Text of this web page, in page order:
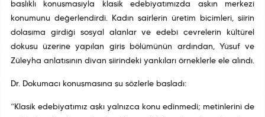
başlıklı konuşmasıyla klasik edebiyatımızda aşkın merkezî
konumunu değerlendirdi. Kadın şairlerin üretim biçimleri, şiirin
dolaşıma girdiği sosyal alanlar ve edebî çevrelerin kültürel
dokusu üzerine yapılan giriş bölümünün ardından, Yûsuf ve
Züleyha anlatısının divan şiirindeki yankıları örneklerle ele alındı.
Dr. Dokumacı konuşmasına şu sözlerle başladı:
“Klasik edebiyatımız aşkı yalnızca konu edinmedi; metinlerini de